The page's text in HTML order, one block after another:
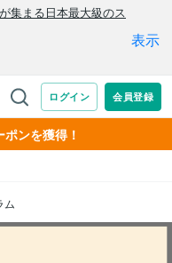
ンを獲得！
ム